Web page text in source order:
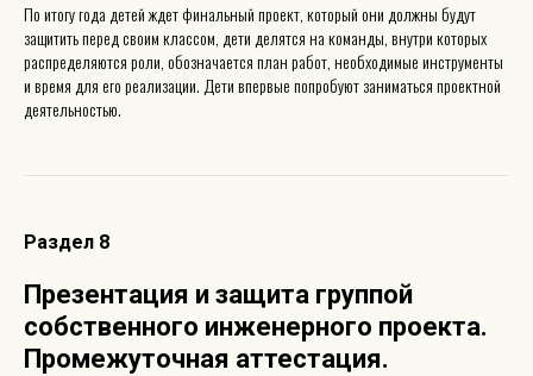
По итогу года детей ждет финальный проект, который они должны будут
защитить перед своим классом, дети делятся на команды, внутри которых
распределяются роли, обозначается план работ, необходимые инструменты
и время для его реализации. Дети впервые попробуют заниматься проектной
деятельностью.
Раздел 8
Презентация и защита группой
собственного инженерного проекта.
Промежуточная аттестация.